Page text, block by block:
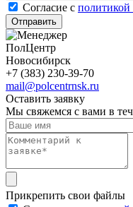
Cогласие с политикой
Отправить
ПолЦентр
Новосибирск
+7 (383) 230-39-70
mail@polcentrnsk.ru
Оставить заявку
Мы свяжемся с вами в
Прикрепить свои файлы